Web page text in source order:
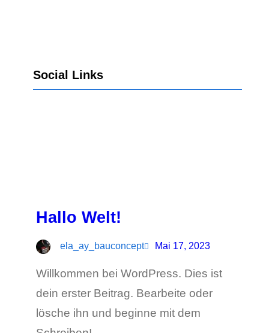
Social Links
Hallo Welt!
ela_ay_bauconcept Mai 17, 2023
Willkommen bei WordPress. Dies ist
dein erster Beitrag. Bearbeite oder
lösche ihn und beginne mit dem